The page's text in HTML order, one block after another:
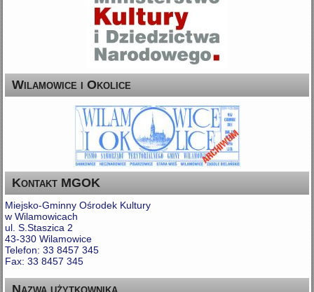
Wilamowice i Okolice
Kontakt MGOK
Miejsko-Gminny Ośrodek Kultury
w Wilamowicach
ul. S.Staszica 2
43-330 Wilamowice
Telefon: 33 8457 345
Fax: 33 8457 345
Nazwa użytkownika